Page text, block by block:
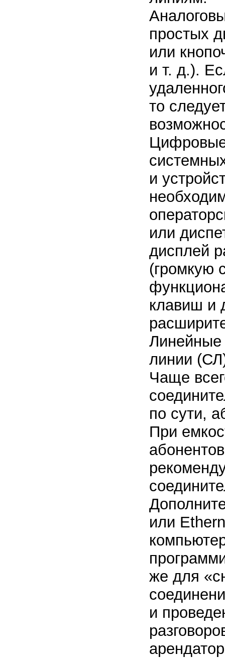
простых
или
и т. д.).
то
и
или
дисплей
(громкую
клавиш и
Линейные
линии
Чаще
по сути,
При
или
же для
и